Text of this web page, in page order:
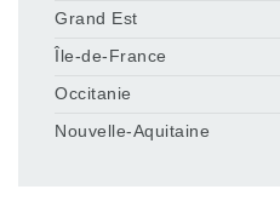
Grand Est
Île-de-France
Occitanie
Nouvelle-Aquitaine